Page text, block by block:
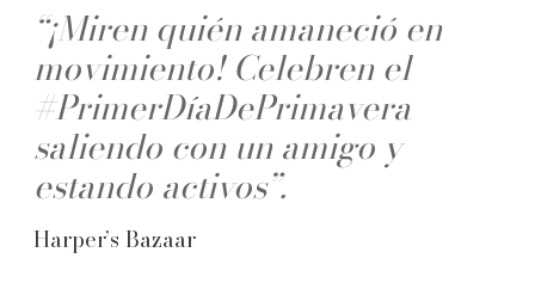
“¡Miren quién amaneció en
movimiento! Celebren el
#PrimerDíaDePrimavera
saliendo con un amigo y
estando activos”.
Harper’s Bazaar